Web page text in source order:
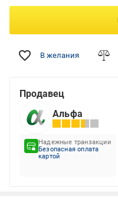
В желания
Продавец
Альфа
Надежные транзакции
Безопасная оплата
картой